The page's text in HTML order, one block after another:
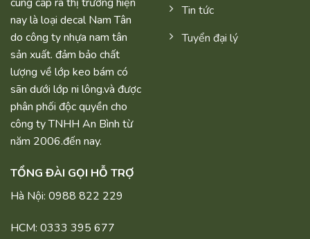
nay là loại decal Nam Tân
do công ty nhựa nam tân
sản xuất. đảm bảo chất
lượng về lớp keo bám có
sãn dưới lớp ni lông.và được
phân phối độc quyền cho
công ty TNHH An Bình từ
năm 2006.đến nay.
TỔNG ĐÀI GỌI HỖ TRỢ
Hà Nội: 0988 822 229
HCM: 0333 395 677
Tin tức
Tuyển đại lý